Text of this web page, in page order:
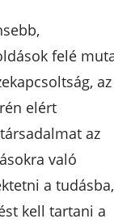
felé
az
elért
az
való
a tudásba,
kell tartani a